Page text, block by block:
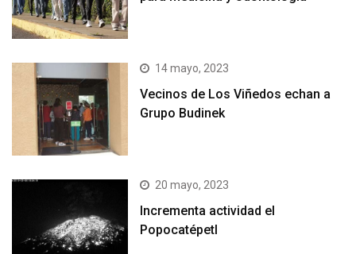
14 mayo, 2023
Vecinos de Los Viñedos echan a
Grupo Budinek
20 mayo, 2023
Incrementa actividad el
Popocatépetl